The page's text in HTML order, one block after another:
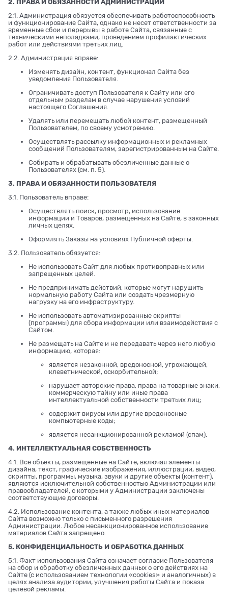
2. ПРАВА И ОБЯЗАННОСТИ АДМИНИСТРАЦИИ
2.1. Администрация обязуется обеспечивать работоспособность
и функционирование Сайта, однако не несет ответственности за
временные сбои и перерывы в работе Сайта, связанные с
техническими неполадками, проведением профилактических
работ или действиями третьих лиц.
2.2. Администрация вправе:
Изменять дизайн, контент, функционал Сайта без
уведомления Пользователя.
Ограничивать доступ Пользователя к Сайту или его
отдельным разделам в случае нарушения условий
настоящего Соглашения.
Удалять или перемещать любой контент, размещенный
Пользователем, по своему усмотрению.
Осуществлять рассылку информационных и рекламных
сообщений Пользователям, зарегистрированным на Сайте.
Собирать и обрабатывать обезличенные данные о
Пользователях (см. п. 5).
3. ПРАВА И ОБЯЗАННОСТИ ПОЛЬЗОВАТЕЛЯ
3.1. Пользователь вправе:
Осуществлять поиск, просмотр, использование
информации и Товаров, размещенных на Сайте, в законных
личных целях.
Оформлять Заказы на условиях Публичной оферты.
3.2. Пользователь обязуется:
Не использовать Сайт для любых противоправных или
запрещенных целей.
Не предпринимать действий, которые могут нарушить
нормальную работу Сайта или создать чрезмерную
нагрузку на его инфраструктуру.
Не использовать автоматизированные скрипты
(программы) для сбора информации или взаимодействия с
Сайтом.
Не размещать на Сайте и не передавать через него любую
информацию, которая:
является незаконной, вредоносной, угрожающей,
клеветнической, оскорбительной;
нарушает авторские права, права на товарные знаки,
коммерческую тайну или иные права
интеллектуальной собственности третьих лиц;
содержит вирусы или другие вредоносные
компьютерные коды;
является несанкционированной рекламой (спам).
4. ИНТЕЛЛЕКТУАЛЬНАЯ СОБСТВЕННОСТЬ
4.1. Все объекты, размещенные на Сайте, включая элементы
дизайна, текст, графические изображения, иллюстрации, видео,
скрипты, программы, музыка, звуки и другие объекты (контент),
являются исключительной собственностью Администрации или
правообладателей, с которыми у Администрации заключены
соответствующие договоры.
4.2. Использование контента, а также любых иных материалов
Сайта возможно только с письменного разрешения
Администрации. Любое несанкционированное использование
материалов Сайта запрещено.
5. КОНФИДЕНЦИАЛЬНОСТЬ И ОБРАБОТКА ДАННЫХ
5.1. Факт использования Сайта означает согласие Пользователя
на сбор и обработку обезличенных данных о его действиях на
Сайте (с использованием технологии «cookies» и аналогичных) в
целях анализа аудитории, улучшения работы Сайта и показа
целевой рекламы.